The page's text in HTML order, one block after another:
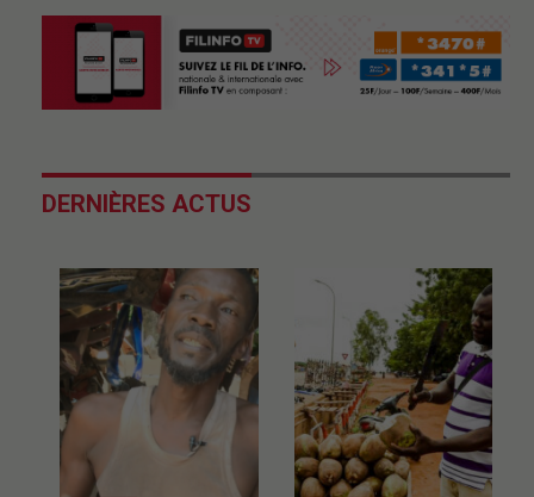
DERNIÈRES ACTUS